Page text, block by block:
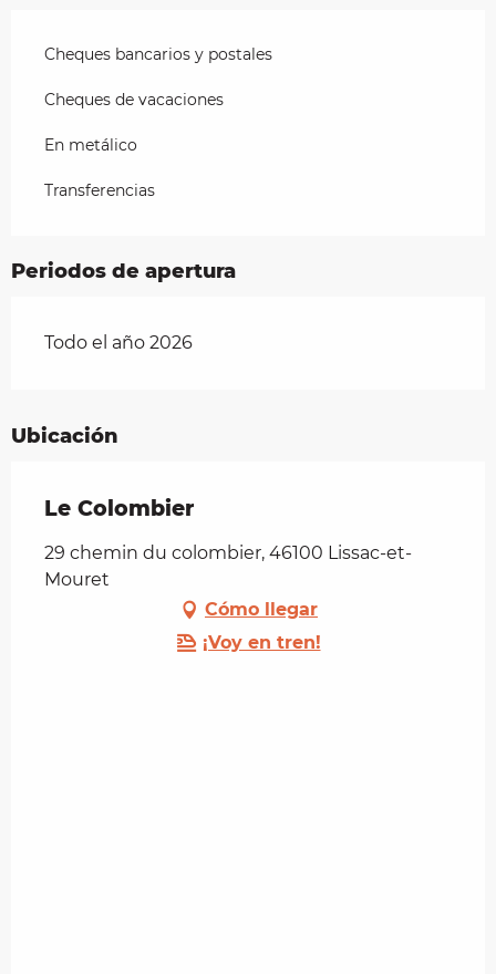
Cheques bancarios y postales
Cheques de vacaciones
En metálico
Transferencias
Periodos de apertura
Todo el año 2026
Ubicación
Le Colombier
29 chemin du colombier, 46100 Lissac-et-
Mouret
Cómo llegar
¡Voy en tren!